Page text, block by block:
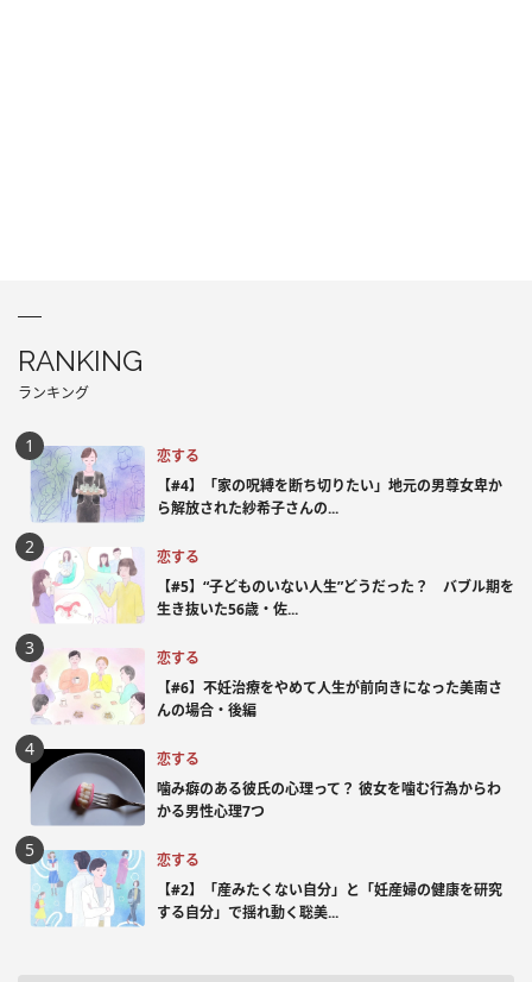
RANKING
ランキング
恋する
【#4】「家の呪縛を断ち切りたい」地元の男尊女卑か
ら解放された紗希子さんの...
恋する
【#5】“子どものいない人生”どうだった？ バブル期を
生き抜いた56歳・佐...
恋する
【#6】不妊治療をやめて人生が前向きになった美南さ
んの場合・後編
恋する
噛み癖のある彼氏の心理って？ 彼女を噛む行為からわ
かる男性心理7つ
恋する
【#2】「産みたくない自分」と「妊産婦の健康を研究
する自分」で揺れ動く聡美...